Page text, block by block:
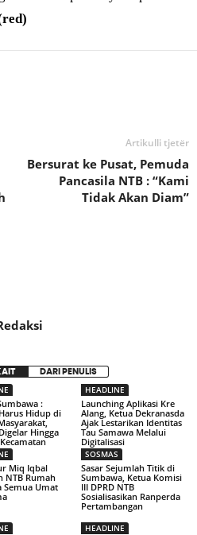
Artikulli tjetër
Bersurat ke Pusat, Pemuda
Pancasila NTB : “Kami
Tidak Akan Diam”
DARI PENULIS
:
Hidup di
Hingga
HEADLINE
Launching Aplikasi Kre
Alang, Ketua Dekranasda
Ajak Lestarikan Identitas
Tau Samawa Melalui
Digitalisasi
Miq Iqbal
NTB Rumah
Semua Umat
SOSMAS
Sasar Sejumlah Titik di
Sumbawa, Ketua Komisi
III DPRD NTB
Sosialisasikan Ranperda
Pertambangan
HEADLINE